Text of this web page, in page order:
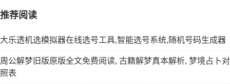
推荐阅读
大乐透机选模拟器在线选号工具,智能选号系统,随机号码生成器
周公解梦旧版原版全文免费阅读, 古籍解梦真本解析, 梦境占卜对
照表